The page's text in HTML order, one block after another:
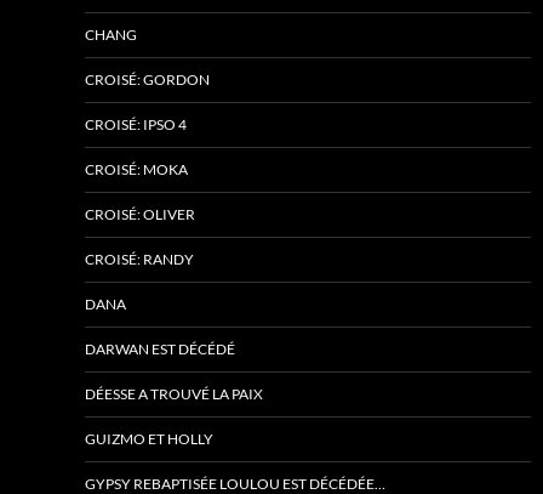
CHANG
CROISÉ: GORDON
CROISÉ: IPSO 4
CROISÉ: MOKA
CROISÉ: OLIVER
CROISÉ: RANDY
DANA
DARWAN EST DÉCÉDÉ
DÉESSE A TROUVÉ LA PAIX
GUIZMO ET HOLLY
GYPSY REBAPTISÉE LOULOU EST DÉCÉDÉE…